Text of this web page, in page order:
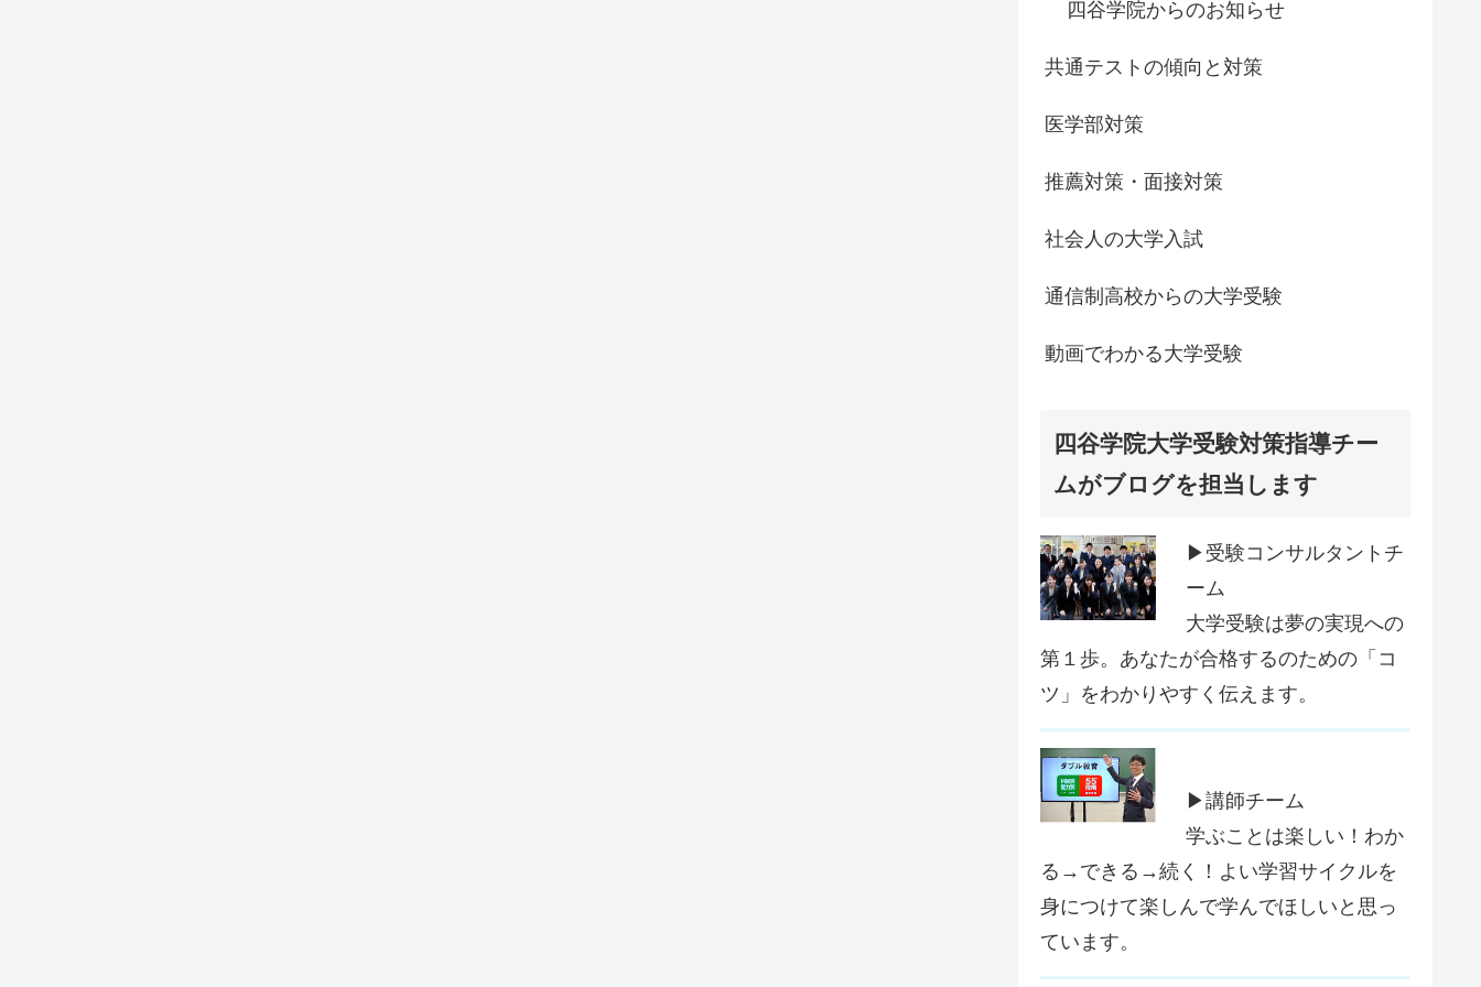
四谷学院からのお知らせ
共通テストの傾向と対策
医学部対策
推薦対策・面接対策
社会人の大学入試
通信制高校からの大学受験
動画でわかる大学受験
四谷学院大学受験対策指導チー
ムがブログを担当します
▶受験コンサルタントチ
ーム
大学受験は夢の実現への
第１歩。あなたが合格するのための「コ
ツ」をわかりやすく伝えます。
▶講師チーム
学ぶことは楽しい！わか
る→できる→続く！よい学習サイクルを
身につけて楽しんで学んでほしいと思っ
ています。